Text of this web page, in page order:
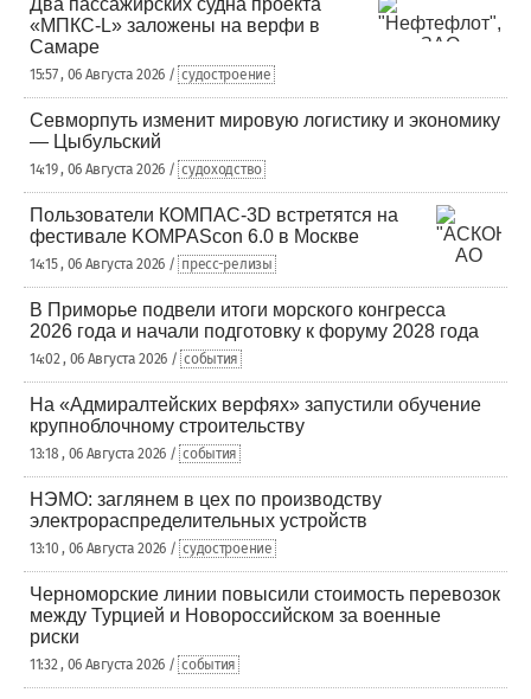
Два пассажирских судна проекта
«МПКС-L» заложены на верфи в
Самаре
15:57 , 06 Августа 2026 / судостроение
Севморпуть изменит мировую логистику и экономику
— Цыбульский
14:19 , 06 Августа 2026 / судоходство
Пользователи КОМПАС-3D встретятся на
фестивале KOMPAScon 6.0 в Москве
14:15 , 06 Августа 2026 / пресс-релизы
В Приморье подвели итоги морского конгресса
2026 года и начали подготовку к форуму 2028 года
14:02 , 06 Августа 2026 / события
На «Адмиралтейских верфях» запустили обучение
крупноблочному строительству
13:18 , 06 Августа 2026 / события
НЭМО: заглянем в цех по производству
электрораспределительных устройств
13:10 , 06 Августа 2026 / судостроение
Черноморские линии повысили стоимость перевозок
между Турцией и Новороссийском за военные
риски
11:32 , 06 Августа 2026 / события